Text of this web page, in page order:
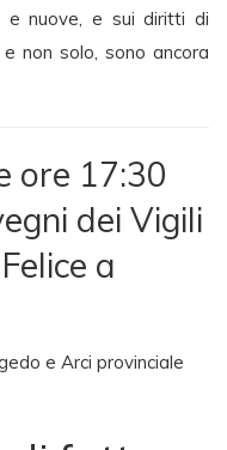
e nuove, e sui diritti di
non solo, sono ancora
ore 17:30
dei Vigili
a
e Arci provinciale